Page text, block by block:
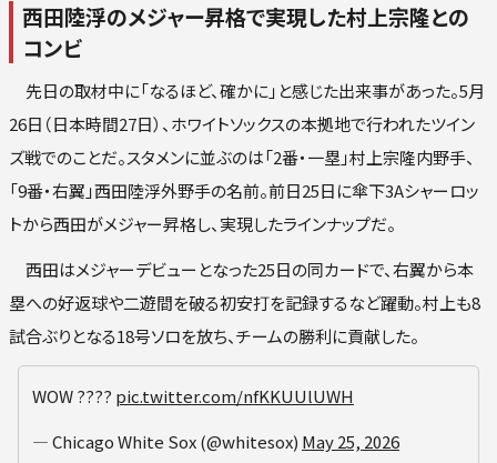
西田陸浮のメジャー昇格で実現した村上宗隆との
コンビ
先日の取材中に「なるほど、確かに」と感じた出来事があった。5月
26日（日本時間27日）、ホワイトソックスの本拠地で行われたツイン
ズ戦でのことだ。スタメンに並ぶのは「2番・一塁」村上宗隆内野手、
「9番・右翼」西田陸浮外野手の名前。前日25日に傘下3Aシャーロッ
トから西田がメジャー昇格し、実現したラインナップだ。
西田はメジャーデビューとなった25日の同カードで、右翼から本
塁への好返球や二遊間を破る初安打を記録するなど躍動。村上も8
試合ぶりとなる18号ソロを放ち、チームの勝利に貢献した。
WOW ???? pic.twitter.com/nfKKUUlUWH
— Chicago White Sox (@whitesox) May 25, 2026